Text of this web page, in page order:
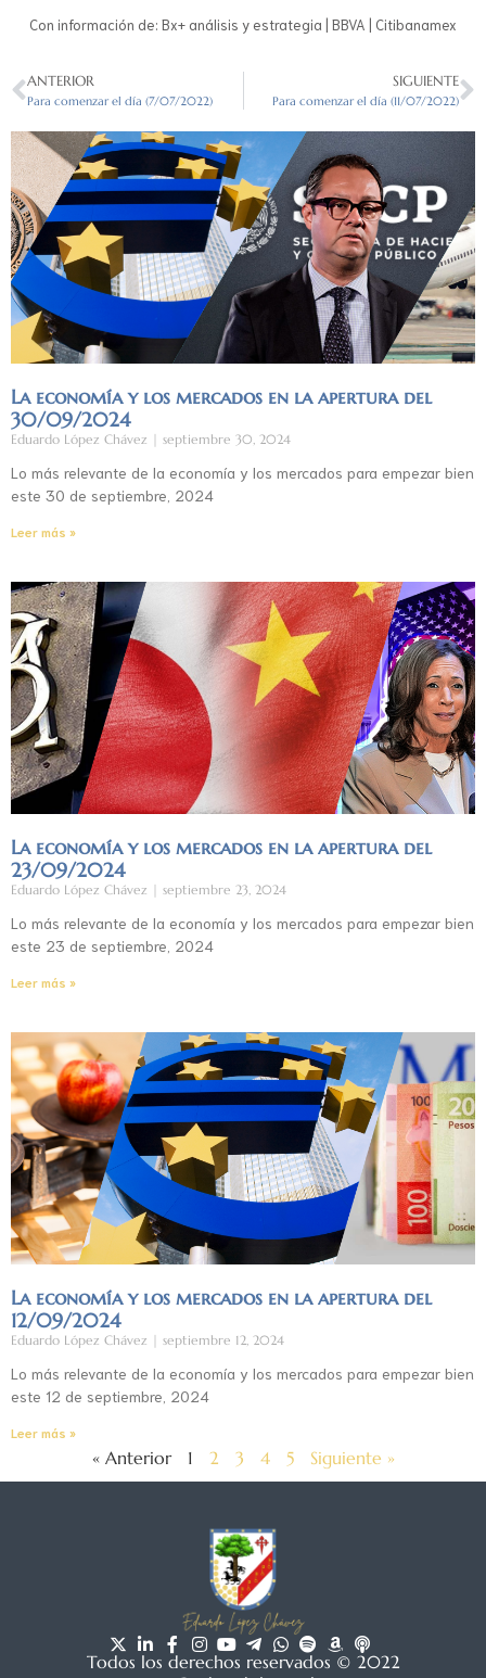
Con información de: Bx+ análisis y estrategia | BBVA | Citibanamex
ANTERIOR
Para comenzar el día (7/07/2022)
SIGUIENTE
Para comenzar el día (11/07/2022)
La economía y los mercados en la apertura del
30/09/2024
Eduardo López Chávez septiembre 30, 2024
Lo más relevante de la economía y los mercados para empezar bien
este 30 de septiembre, 2024
Leer más »
La economía y los mercados en la apertura del
23/09/2024
Eduardo López Chávez septiembre 23, 2024
Lo más relevante de la economía y los mercados para empezar bien
este 23 de septiembre, 2024
Leer más »
La economía y los mercados en la apertura del
12/09/2024
Eduardo López Chávez septiembre 12, 2024
Lo más relevante de la economía y los mercados para empezar bien
este 12 de septiembre, 2024
Leer más »
« Anterior 1 2 3 4 5 Siguiente »
Todos los derechos reservados © 2022